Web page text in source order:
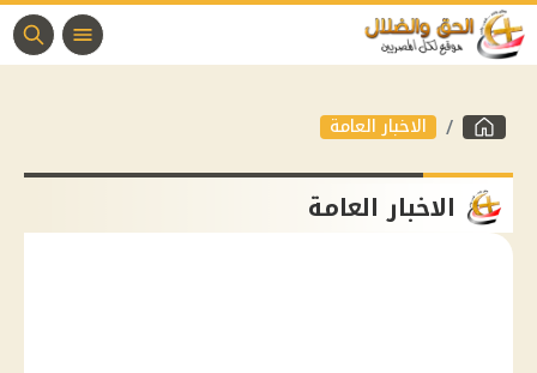
الاخبار العامة
الاخبار العامة